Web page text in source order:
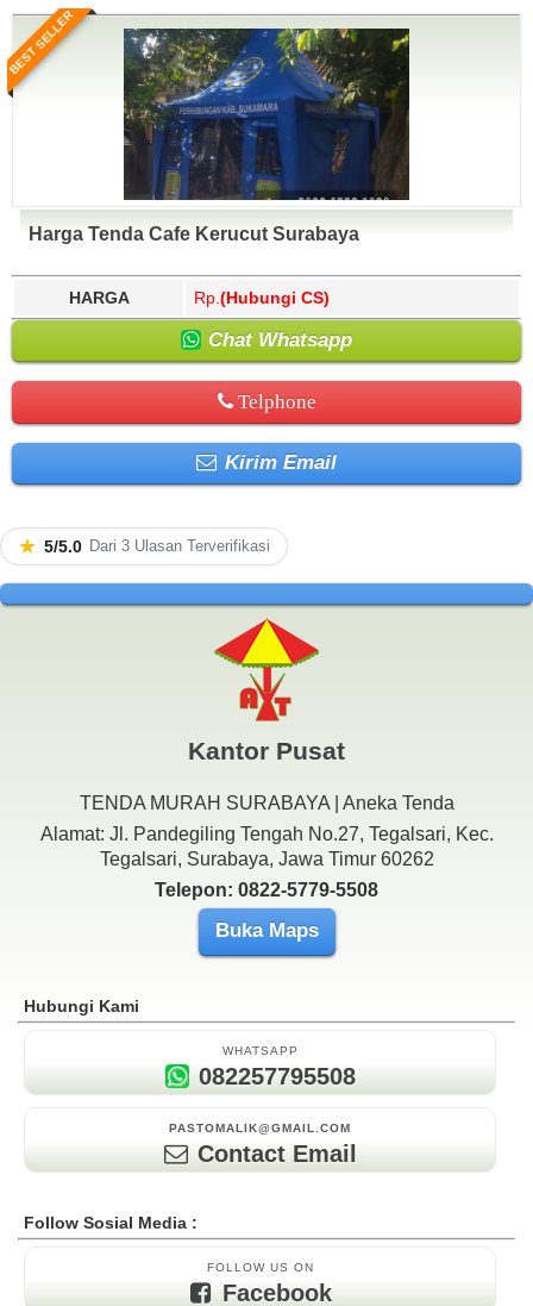
BEST SELLER
Harga Tenda Cafe Kerucut Surabaya
HARGA Rp. (Hubungi CS)
Chat Whatsapp
Telphone
Kirim Email
★ 5/5.0 Dari 3 Ulasan Terverifikasi
Kantor Pusat
TENDA MURAH SURABAYA | Aneka Tenda
Alamat: Jl. Pandegiling Tengah No.27, Tegalsari, Kec.
Tegalsari, Surabaya, Jawa Timur 60262
Telepon: 0822-5779-5508
Buka Maps
Hubungi Kami
WHATSAPP
082257795508
PASTOMALIK@GMAIL.COM
Contact Email
Follow Sosial Media :
FOLLOW US ON
Facebook